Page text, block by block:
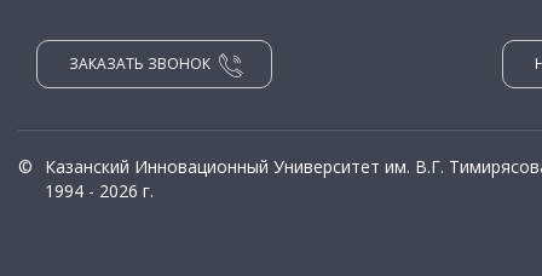
ЗАКАЗАТЬ ЗВОНОК
©
Казанский Инновационный Университет им. В.Г.
1994 - 2026 г.